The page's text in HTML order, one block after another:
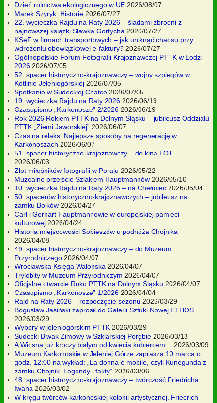
Dzień rolnictwa ekologicznego w UE 2026/08/07
Marek Szyryk. Historie 2026/07/27
22. wycieczka Rajdu na Raty 2026 – śladami zbrodni z
najnowszej książki Sławka Gortycha 2026/07/27
KSeF w firmach transportowych – jak uniknąć chaosu przy
wdrożeniu obowiązkowej e-faktury? 2026/07/27
Ogólnopolskie Forum Fotografii Krajoznawczej PTTK w Łodzi
2026 2026/07/05
52. spacer historyczno-krajoznawczy – wojny szpiegów w
Kotlinie Jeleniogórskiej 2026/07/05
Spotkanie w Sudeckiej Chatce 2026/07/05
19. wycieczka Rajdu na Raty 2026 2026/06/19
Czasopismo „Karkonosze” 2/2026 2026/06/19
Rok 2026 Rokiem PTTK na Dolnym Śląsku – jubileusz Oddziału
PTTK „Ziemi Jaworskiej” 2026/06/07
Czas na relaks. Najlepsze sposoby na regenerację w
Karkonoszach 2026/06/07
51. spacer historyczno-krajoznawczy – do kina LOT
2026/06/03
Zlot miłośników fotografii w Poraju 2026/05/22
Muzealne przejście Szlakiem Hauptmannów 2026/05/10
10. wycieczka Rajdu na Raty 2026 – na Chełmiec 2026/05/04
50. spacerów historyczno-krajoznawczych – jubileusz na
zamku Bolków 2026/04/27
Carl i Gerhart Hauptmannowie w europejskiej pamięci
kulturowej 2026/04/24
Historia miejscowości Sobieszów u podnóża Chojnika
2026/04/08
49. spacer historyczno-krajoznawczy – do Muzeum
Przyrodniczego 2026/04/07
Wrocławska Księga Walońska 2026/04/07
Trylobity w Muzeum Przyrodniczym 2026/04/07
Oficjalne otwarcie Roku PTTK na Dolnym Śląsku 2026/04/07
Czasopismo „Karkonosze” 1/2026 2026/04/04
Rajd na Raty 2026 – rozpoczęcie sezonu 2026/03/29
Bogusław Jasiński zaprosił do Galerii Sztuki Nowej ETHOS
2026/03/29
Wybory w jeleniogórskim PTTK 2026/03/29
Sudecki Biwak Zimowy w Szklarskiej Porębie 2026/03/13
A Wiosna już kroczy białym od kwiecia kobiercem…
2026/03/09
Muzeum Karkonoskie w Jeleniej Górze zaprasza 10 marca o
godz. 12:00 na wykład: „La donna è mobile, czyli Kunegunda z
zamku Chojnik. Legendy i fakty” 2026/03/06
48. spacer historyczno-krajoznawczy – twórczość Friedricha
Iwana 2026/03/02
W kręgu twórców karkonoskiej kolonii artystycznej. Friedrich